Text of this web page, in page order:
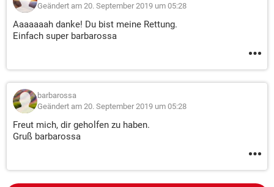
Geändert am 20. September 2019 um 05:28
Aaaaaaah danke! Du bist meine Rettung.
Einfach super barbarossa
barbarossa
Geändert am 20. September 2019 um 05:28
Freut mich, dir geholfen zu haben.
Gruß barbarossa